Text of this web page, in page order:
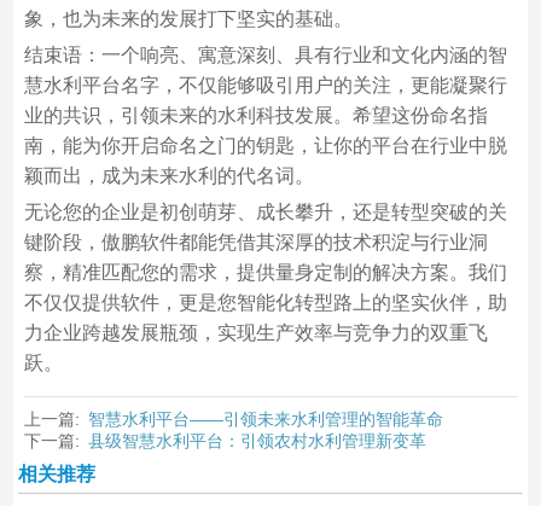
象，也为未来的发展打下坚实的基础。
结束语：一个响亮、寓意深刻、具有行业和文化内涵的智
慧水利平台名字，不仅能够吸引用户的关注，更能凝聚行
业的共识，引领未来的水利科技发展。希望这份命名指
南，能为你开启命名之门的钥匙，让你的平台在行业中脱
颖而出，成为未来水利的代名词。
无论您的企业是初创萌芽、成长攀升，还是转型突破的关
键阶段，傲鹏软件都能凭借其深厚的技术积淀与行业洞
察，精准匹配您的需求，提供量身定制的解决方案。我们
不仅仅提供软件，更是您智能化转型路上的坚实伙伴，助
力企业跨越发展瓶颈，实现生产效率与竞争力的双重飞
跃。
上一篇: 智慧水利平台——引领未来水利管理的智能革命
下一篇: 县级智慧水利平台：引领农村水利管理新变革
相关推荐